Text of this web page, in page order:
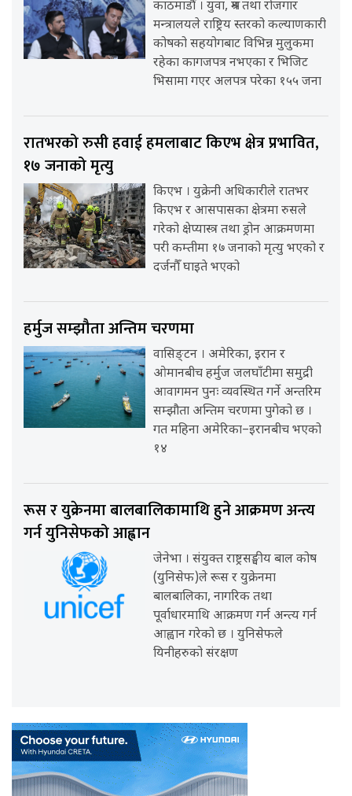
काठमाडौँ । युवा, श्रम तथा रोजगार
मन्त्रालयले राष्ट्रिय स्तरको कल्याणकारी
कोषको सहयोगबाट विभिन्न मुलुकमा
रहेका कागजपत्र नभएका र भिजिट
भिसामा गएर अलपत्र परेका १५५ जना
रातभरको रुसी हवाई हमलाबाट किएभ क्षेत्र प्रभावित,
१७ जनाको मृत्यु
किएभ । युक्रेनी अधिकारीले रातभर
किएभ र आसपासका क्षेत्रमा रुसले
गरेको क्षेप्यास्त्र तथा ड्रोन आक्रमणमा
परी कम्तीमा १७ जनाको मृत्यु भएको र
दर्जनौँ घाइते भएको
हर्मुज सम्झौता अन्तिम चरणमा
वासिङ्टन । अमेरिका, इरान र
ओमानबीच हर्मुज जलघाँटीमा समुद्री
आवागमन पुनः व्यवस्थित गर्ने अन्तरिम
सम्झौता अन्तिम चरणमा पुगेको छ ।
गत महिना अमेरिका–इरानबीच भएको
१४
रूस र युक्रेनमा बालबालिकामाथि हुने आक्रमण अन्त्य
गर्न युनिसेफको आह्वान
जेनेभा । संयुक्त राष्ट्रसङ्घीय बाल कोष
(युनिसेफ)ले रूस र युक्रेनमा
बालबालिका, नागरिक तथा
पूर्वाधारमाथि आक्रमण गर्न अन्त्य गर्न
आह्वान गरेको छ । युनिसेफले
यिनीहरुको संरक्षण